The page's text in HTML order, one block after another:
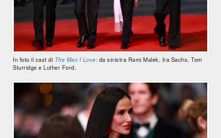
In foto il cast di The Man I Love: da sinistra Rami Malek, Ira Sachs, Tom
Sturridge e Luther Ford.